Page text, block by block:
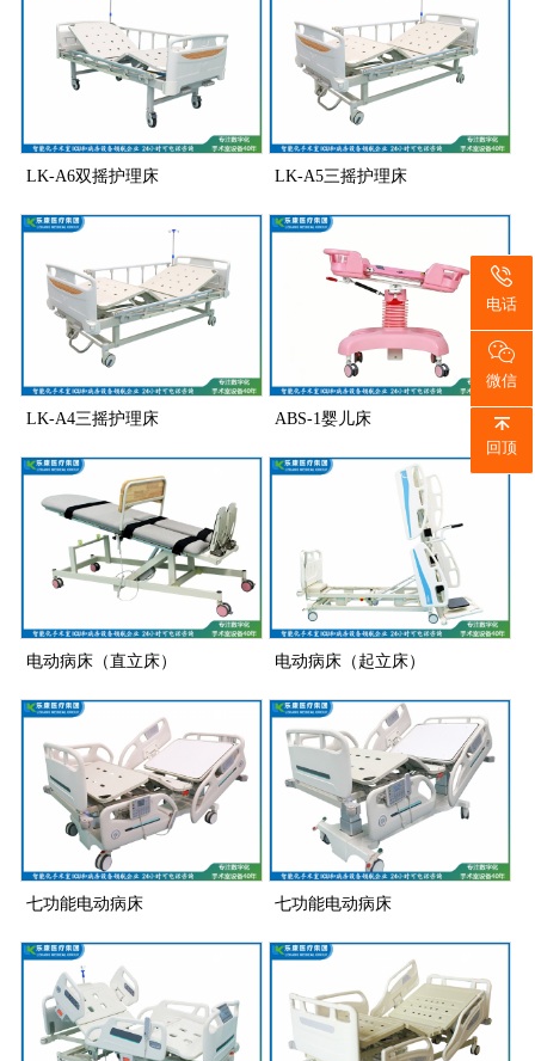
LK-A6双摇护理床
LK-A4三摇护理床
电动病床（直立床）
七功能电动病床
LK-A5三摇护理床
ABS-1婴儿床
电动病床（起立床）
七功能电动病床
电话
微信
回顶